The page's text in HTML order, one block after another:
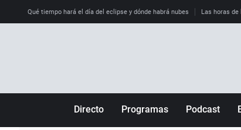
Qué tiempo hará el día del eclipse y dónde habrá nubes Las horas
Directo Programas Podcast